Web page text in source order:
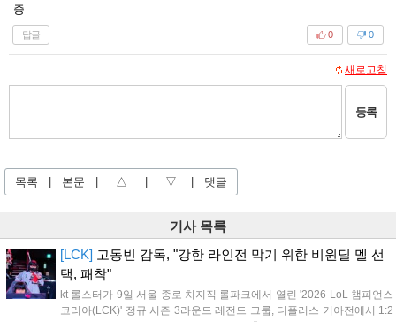
중
답글 0
0
새로고침
등록
목록 | 본문 | △ | ▽ | 댓글
기사 목록
[LCK] 고동빈 감독, "강한 라인전 막기 위한 비원딜 멜 선
택, 패착"
kt 롤스터가 9일 서울 종로 치지직 롤파크에서 열린 '2026 LoL 챔피언스
코리아(LCK)' 정규 시즌 3라운드 레전드 그룹, 디플러스 기아전에서 1:2